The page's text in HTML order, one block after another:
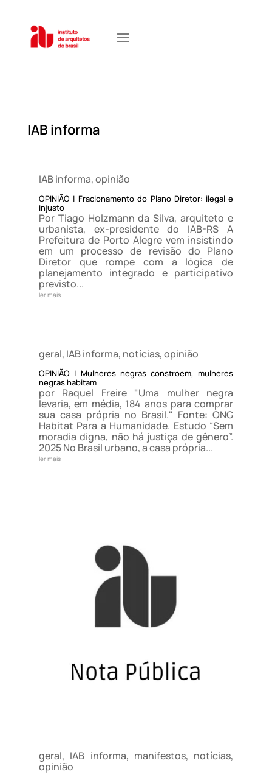
IAB informa
OPINIÃO | Fracionamento do Plano Diretor: ilegal e
injusto
IAB informa,opinião
Por Tiago Holzmann da Silva, arquiteto e
urbanista, ex-presidente do IAB-RS A
Prefeitura de Porto Alegre vem insistindo
em um processo de revisão do Plano
Diretor que rompe com a lógica de
planejamento integrado e participativo
previsto...
ler mais
OPINIÃO | Mulheres negras constroem, mulheres
negras habitam
geral, IAB informa, notícias,opinião
por Raquel Freire "Uma mulher negra
levaria, em média, 184 anos para comprar
sua casa própria no Brasil." Fonte: ONG
Habitat Para a Humanidade. Estudo “Sem
moradia digna, não há justiça de gênero”.
2025 No Brasil urbano, a casa própria...
ler mais
geral, IAB informa, manifestos, notícias,
opinião